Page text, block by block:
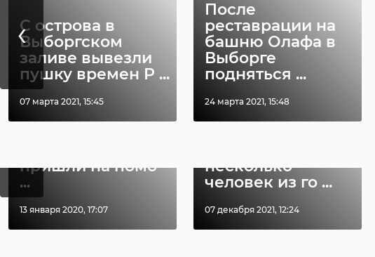
С острова в
Выборгском
заливе вывезли
пушку времен Р ...
07 марта 2021, 15:45
После
реставрации на
башню Олафа в
Выборге
подняться ...
24 марта 2021, 15:48
‹ РЕКОМЕНДУЕМ
В Белгородской
пришли на помо
...
13 января 2020, 17:07
несколько
человек из го ...
07 декабря 2021, 12:24